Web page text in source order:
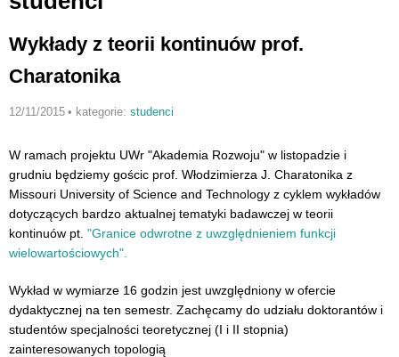
Wykłady z teorii kontinuów prof.
Charatonika
12/11/2015 • kategorie: studenci
W ramach projektu UWr "Akademia Rozwoju" w listopadzie i
grudniu będziemy gościc prof. Włodzimierza J. Charatonika z
Missouri University of Science and Technology z cyklem wykładów
dotyczących bardzo aktualnej tematyki badawczej w teorii
kontinuów pt. "Granice odwrotne z uwzględnieniem funkcji
wielowartościowych".
Wykład w wymiarze 16 godzin jest uwzględniony w ofercie
dydaktycznej na ten semestr. Zachęcamy do udziału doktorantów i
studentów specjalności teoretycznej (I i II stopnia)
zainteresowanych topologią